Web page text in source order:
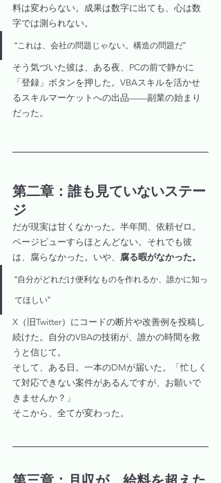
料は変わらない。成果は数字に出ても、心は数
字では測られない。
“これは、会社の問題じゃない。構造の問題だ”
そう気づいた彼は、ある夜、PCの前で静かに
「登録」ボタンを押した。VBAスキルを活かせ
るスキルマーケットへの出品——副業の始まり
だった。
第二章：誰も見ていないステー
ジ
だが現実は甘くなかった。半年間、依頼ゼロ。
ページビューすらほとんどない。それでも彼
は、腐らなかった。いや、 腐る暇がなかった。
“自分がどれだけ便利なものを作れるか、誰かに知っ
てほしい”
X（旧Twitter）にコードの断片や改善例を投稿し
続けた。自分のVBAの技術が、誰かの時間を救
うと信じて。
そして、ある日。一本のDMが届いた。「忙しく
て対応できない案件があるんですが、お願いで
きませんか？」
そこから、全てが変わった。